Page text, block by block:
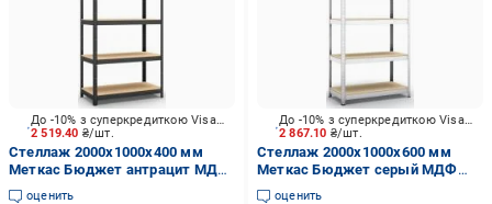
2 519.40 ₴/шт.
До -10% з суперкредиткою Visa Вигода
Стеллаж 2000x1000x400 мм
Меткас Бюджет антрацит МДФ
полки 5 шт. крашенный
оценить
2 867.10 ₴/шт.
До -10% з суперкредиткою Visa Вигода
Стеллаж 2000x1000x600 мм
Меткас Бюджет серый МДФ
полки 5 шт. цинкованный
оценить